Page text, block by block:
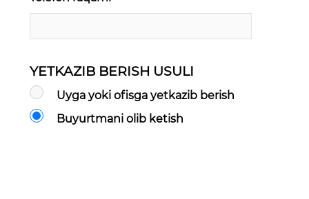
YETKAZIB BERISH USULI
Uyga yoki ofisga yetkazib berish
Buyurtmani olib ketish